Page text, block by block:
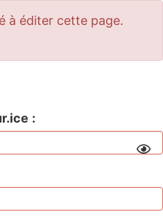
à éditer cette page.